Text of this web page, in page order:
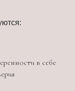
в себе